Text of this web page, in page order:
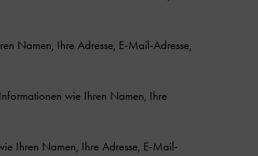
Namen, Ihre Adresse, E-Mail-Adresse,
wie Ihren Namen, Ihre
Ihren Namen, Ihre Adresse, E-Mail-